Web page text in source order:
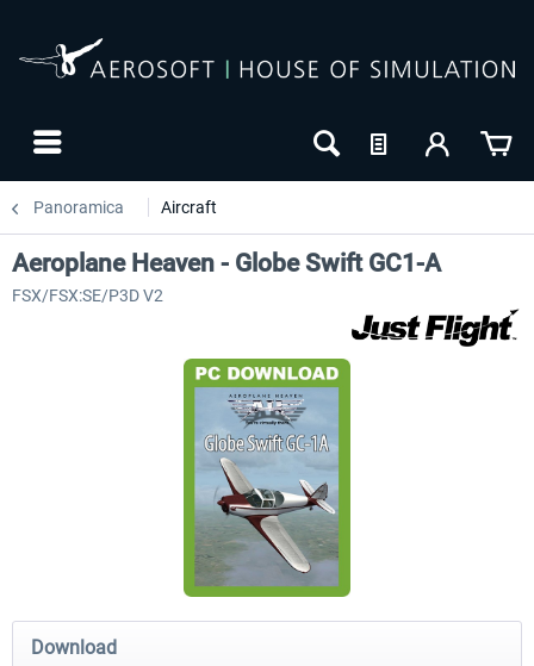
Panoramica Aircraft
Airbus Bundle iFly Jets-The 737NG for
Aeroplane Heaven - Globe Swift GC1-A
FSX/FSX:SE/P3D V2
Download